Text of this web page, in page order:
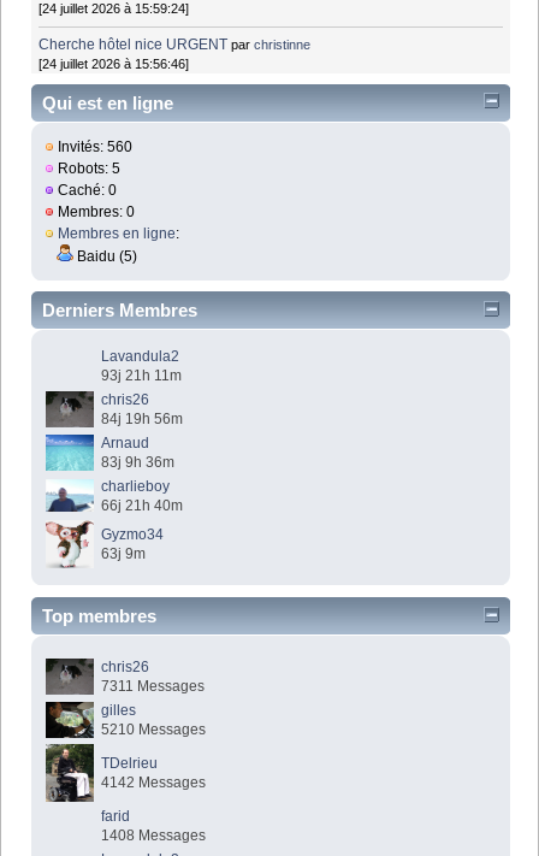
[24 juillet 2026 à 15:59:24]
Cherche hôtel nice URGENT parchristinne
[24 juillet 2026 à 15:56:46]
Qui est en ligne
Invités: 560
Robots: 5
Caché: 0
Membres: 0
Membres en ligne:
Baidu (5)
Derniers Membres
Lavandula2
93j 21h 11m
chris26
84j 19h 56m
Arnaud
83j 9h 36m
charlieboy
66j 21h 40m
Gyzmo34
63j 9m
Top membres
chris26
7311 Messages
gilles
5210 Messages
TDelrieu
4142 Messages
farid
1408 Messages